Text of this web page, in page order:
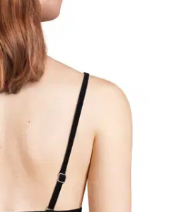
Toimitus
Kotiin tai noutopisteeseen